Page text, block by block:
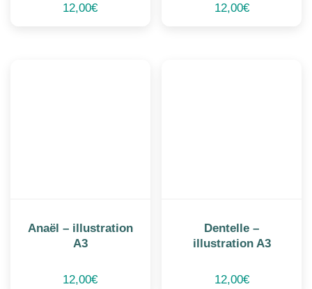
12,00€ 12,00€
Anaël – illustration
A3
12,00€
Dentelle –
illustration A3
12,00€